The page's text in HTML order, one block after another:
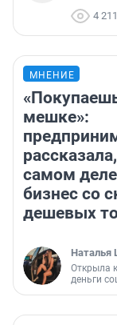
4 211
МНЕНИЕ
мешке»:
самом
бизнес со
дешевых
Наталья
Открыла
деньги